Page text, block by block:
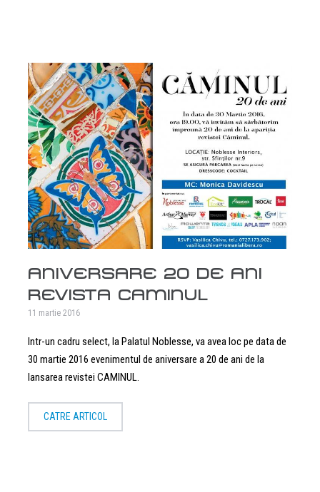
ANIVERSARE 20 DE ANI
REVISTA CAMINUL
11 martie 2016
Intr-un cadru select, la Palatul Noblesse, va avea loc pe data de
30 martie 2016 evenimentul de aniversare a 20 de ani de la
lansarea revistei CAMINUL.
CATRE ARTICOL